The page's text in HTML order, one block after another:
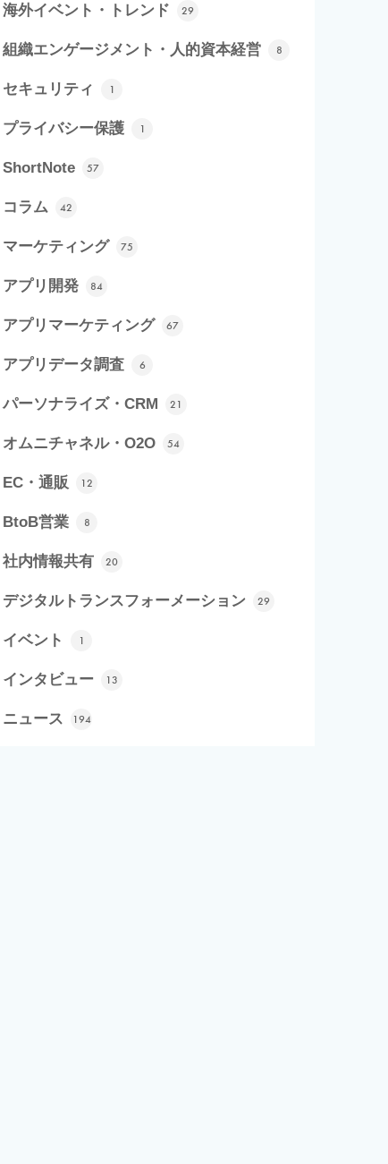
海外イベント・トレンド 29
組織エンゲージメント・人的資本経営 8
セキュリティ 1
プライバシー保護 1
ShortNote 57
コラム 42
マーケティング 75
アプリ開発 84
アプリマーケティング 67
アプリデータ調査 6
パーソナライズ・CRM 21
オムニチャネル・O2O 54
EC・通販 12
BtoB営業 8
社内情報共有 20
デジタルトランスフォーメーション 29
イベント 1
インタビュー 13
ニュース 194